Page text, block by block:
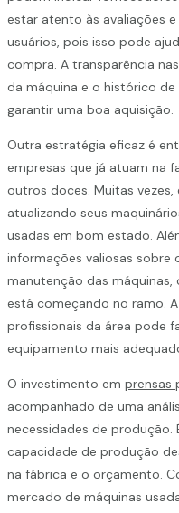
estar atento às avaliações
usuários, pois isso pode
compra. A transparência
da máquina e o histórico
garantir uma boa aquisição.
Outra estratégia eficaz é
empresas que já atuam na
outros doces. Muitas vezes,
atualizando seus
usadas em bom estado.
informações valiosas sobre
manutenção das máquinas,
está começando no ramo.
profissionais da área pode
equipamento mais
O investimento em prensas
acompanhado de uma
necessidades de produção.
capacidade de produção
na fábrica e o orçamento.
mercado de máquinas